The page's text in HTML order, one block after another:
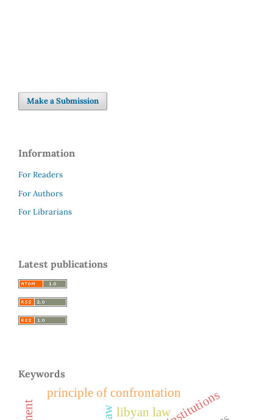
Make a Submission
Information
For Readers
For Authors
For Librarians
Latest publications
Keywords
principle of confrontation
libyan law